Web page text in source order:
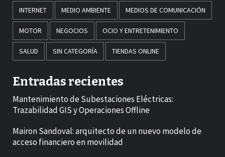
INTERNET MEDIO AMBIENTE MEDIOS DE COMUNICACIÓN
MOTOR NEGOCIOS OCIO Y ENTRETENIMIENTO
SALUD SIN CATEGORÍA TIENDAS ONLINE
Entradas recientes
Mantenimiento de Subestaciones Eléctricas:
Trazabilidad GIS y Operaciones Offline
Mairon Sandoval: arquitecto de un nuevo modelo de
acceso financiero en movilidad